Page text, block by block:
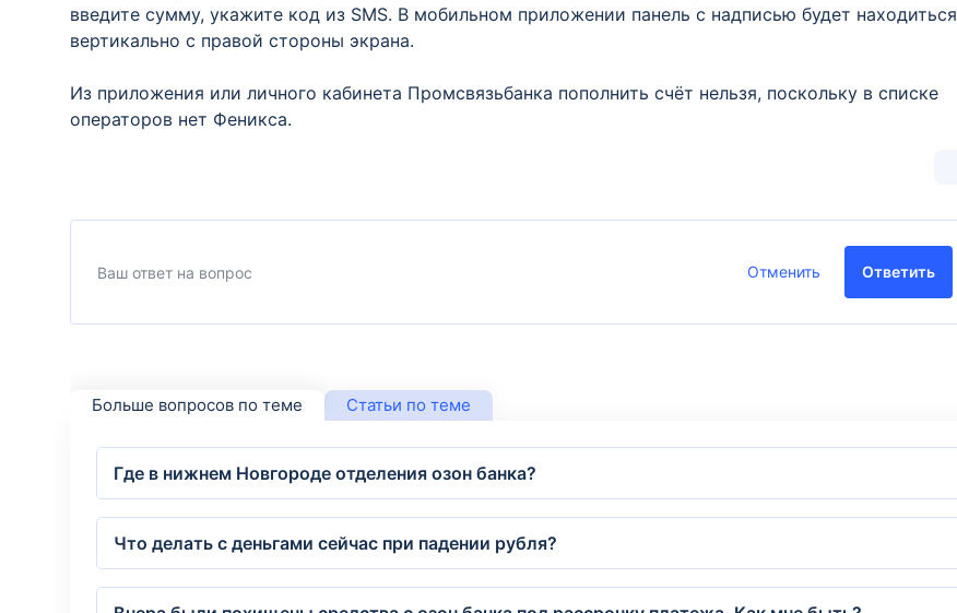
введите сумму, укажите код из SMS. В мобильном приложении панель с надписью будет находиться
вертикально с правой стороны экрана.
Из приложения или личного кабинета Промсвязьбанка пополнить счёт нельзя, поскольку в списке
операторов нет Феникса.
Отменить Ответить
Больше вопросов по теме Статьи по теме
Где в нижнем Новгороде отделения озон банка?
Что делать с деньгами сейчас при падении рубля?